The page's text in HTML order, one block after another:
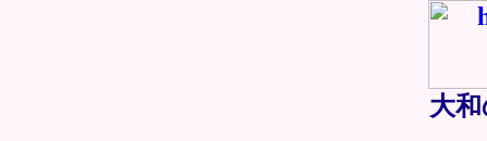
大